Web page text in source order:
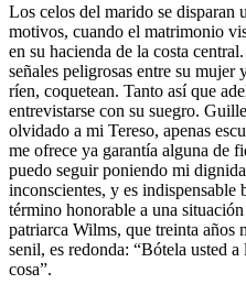
Los celos del marido se disparan
motivos, cuando el matrimonio
en su hacienda de la costa
señales peligrosas entre su
ríen, coquetean. Tanto así que
entrevistarse con su suegro.
olvidado a mi Tereso, apenas
me ofrece ya garantía alguna de
puedo seguir poniendo mi
inconscientes, y es indispensable
término honorable a una
patriarca Wilms, que treinta años
senil, es redonda: “Bótela usted
cosa”.